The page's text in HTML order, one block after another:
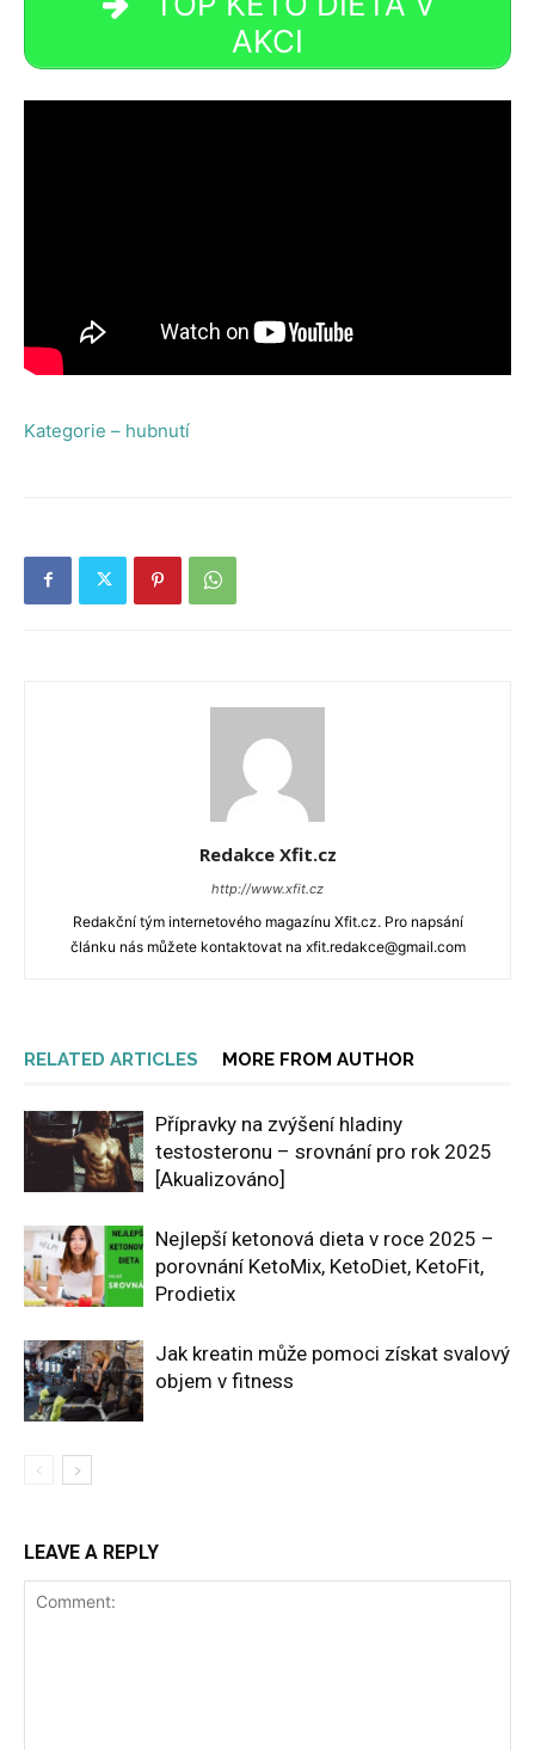
AKCI
Kategorie – hubnutí
Redakce Xfit.cz
http://www.xfit.cz
Redakční tým internetového magazínu Xfit.cz. Pro napsání
článku nás můžete kontaktovat na xfit.redakce@gmail.com
RELATED ARTICLES MORE FROM AUTHOR
Přípravky na zvýšení hladiny
testosteronu – srovnání pro rok 2025
[Akualizováno]
Nejlepší ketonová dieta v roce 2025 –
porovnání KetoMix, KetoDiet, KetoFit,
Prodietix
Jak kreatin může pomoci získat svalový
objem v fitness
LEAVE A REPLY